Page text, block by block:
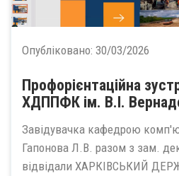
Опубліковано: 30/03/2026
Профорієнтаційна
ХДППФК ім. В.І.
Завідувачка кафедрою
Гапонова Л.В. разом з зам.
відвідали ХАРКІВСЬКИЙ